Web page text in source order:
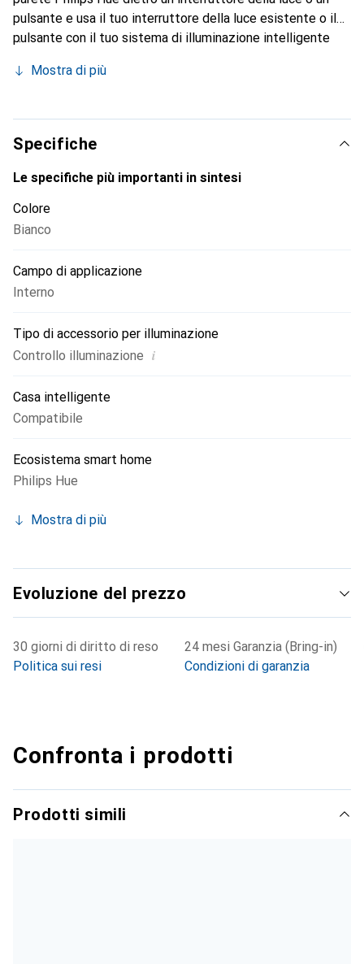
pulsante e usa il tuo interruttore della luce esistente o il
pulsante con il tuo sistema di illuminazione intelligente
accessibili. Puoi anche usare l'interruttore per impostare
Mostra di più
Specifiche
Le specifiche più importanti in sintesi
Colore
Bianco
Campo di applicazione
Interno
Tipo di accessorio per illuminazione
Controllo illuminazione i
Casa intelligente
Compatibile
Ecosistema smart home
Philips Hue
Mostra di più
Evoluzione del prezzo
30 giorni di diritto di reso
Politica sui resi
24 mesi Garanzia (Bring-in)
Condizioni di garanzia
Confronta i prodotti
Prodotti simili